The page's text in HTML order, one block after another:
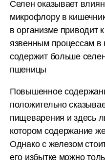
Селен оказывает
микрофлору в
в организме приводит
язвенным процессам в
содержит больше
пшеницы
Повышенное
положительно
пищеварения и здесь
котором содержание
Однако с железом
его избытке можно